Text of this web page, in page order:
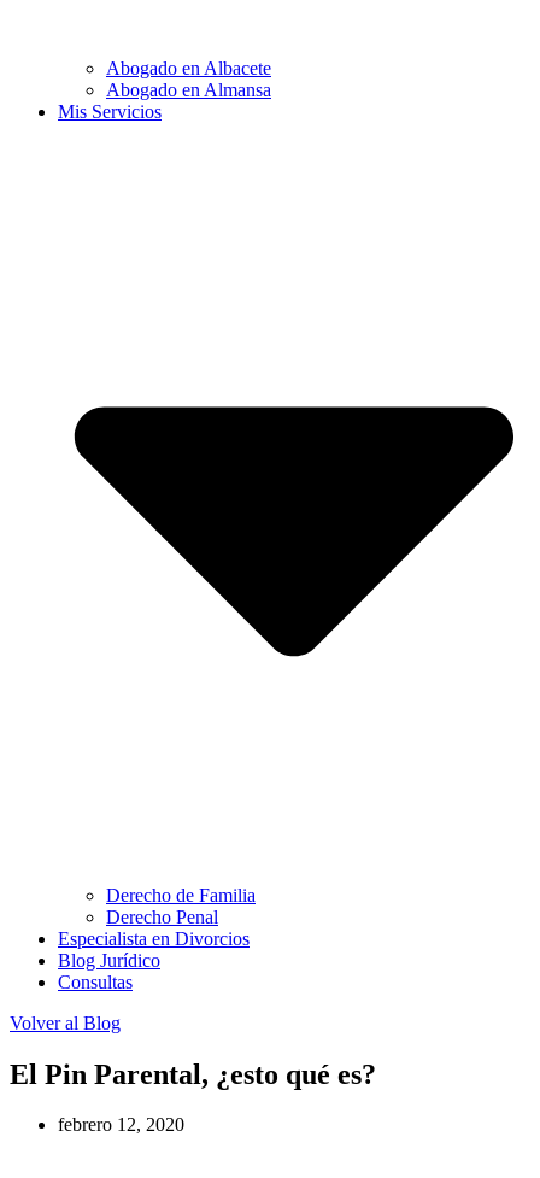
Abogado en Albacete
Abogado en Almansa
Mis Servicios
Derecho de Familia
Derecho Penal
Especialista en Divorcios
Blog Jurídico
Consultas
Volver al Blog
El Pin Parental, ¿esto qué es?
febrero 12, 2020